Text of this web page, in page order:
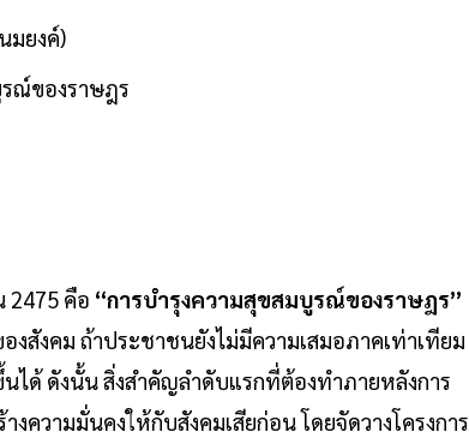
มยงค์)
ณ์ของราษฎร
2475 คือ “การบำรุงความสุขสมบูรณ์ของราษฎร”
สังคม ถ้าประชาชนยังไม่มีความเสมอภาคเท่าเทียม
ได้ ดังนั้น สิ่งสำคัญลำดับแรกที่ต้องทำภายหลังการ
ความมั่นคงให้กับสังคมเสียก่อน โดยจัดวางโครงการ